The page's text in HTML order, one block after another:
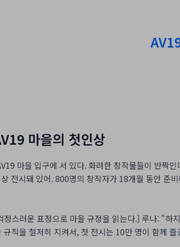
마을의 첫인상
마을 입구에 서 있다. 화려한 창작물들이 반짝
전시돼 있어. 800명의 창작자가 18개월 동안 준
정스러운 표정으로 마을 규정을 읽는다.] 루나: "하
규칙을 철저히 지켜서, 첫 전시는 10만 명이 함께